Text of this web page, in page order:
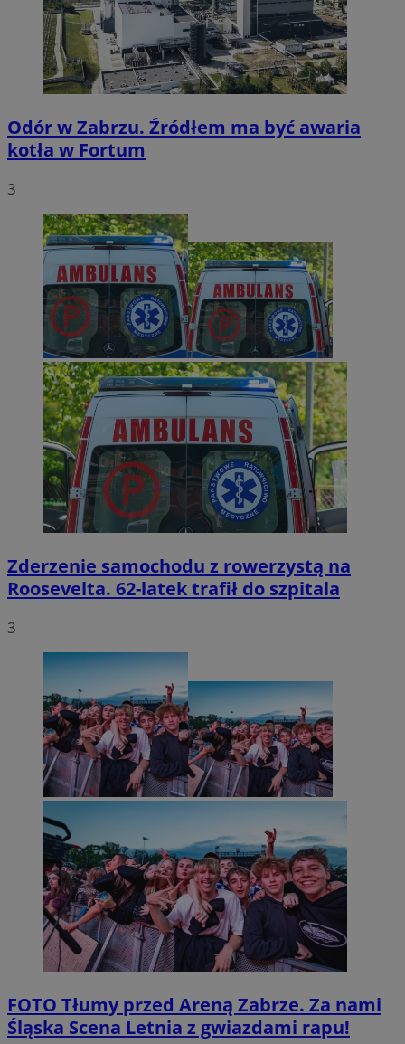
Odór w Zabrzu. Źródłem ma być awaria
kotła w Fortum
3
Zderzenie samochodu z rowerzystą na
Roosevelta. 62-latek trafił do szpitala
3
FOTO Tłumy przed Areną Zabrze. Za nami
Śląska Scena Letnia z gwiazdami rapu!